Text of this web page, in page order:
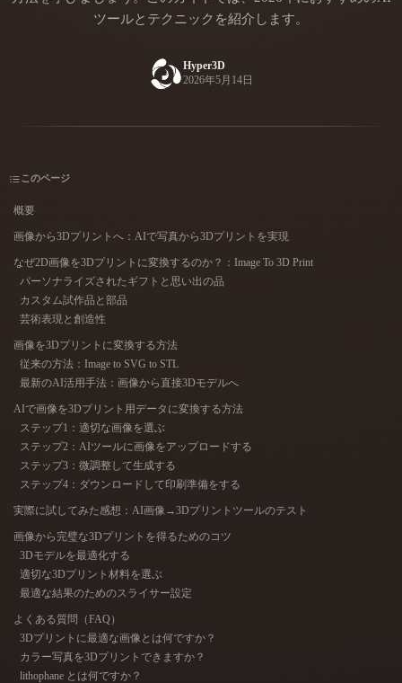
を、あなたのアプリやワー
クフローに組み込みましょ
ストーリー 研究 ブログ
VR/AR
Character
Design
Metaverse
Mechanical
Engineering
プラグイン
Blender Unity
Godot Maya
ComfyUI
スタイル
Abstract Anime
Fantasy
Industrial Isometric
ツールとテクニックを紹介します。
Hyper3D
2026年5月14日
このページ
概要
画像から3Dプリントへ：AIで写真から3Dプリントを実現
なぜ2D画像を3Dプリントに変換するのか？：Image To 3D Print
パーソナライズされたギフトと思い出の品
カスタム試作品と部品
芸術表現と創造性
画像を3Dプリントに変換する方法
従来の方法：Image to SVG to STL
最新のAI活用手法：画像から直接3Dモデルへ
AIで画像を3Dプリント用データに変換する方法
ステップ1：適切な画像を選ぶ
ステップ2：AIツールに画像をアップロードする
ステップ3：微調整して生成する
ステップ4：ダウンロードして印刷準備をする
実際に試してみた感想：AI画像→3Dプリントツールのテスト
画像から完璧な3Dプリントを得るためのコツ
3Dモデルを最適化する
適切な3Dプリント材料を選ぶ
最適な結果のためのスライサー設定
よくある質問（FAQ）
3Dプリントに最適な画像とは何ですか？
カラー写真を3Dプリントできますか？
lithophane とは何ですか？